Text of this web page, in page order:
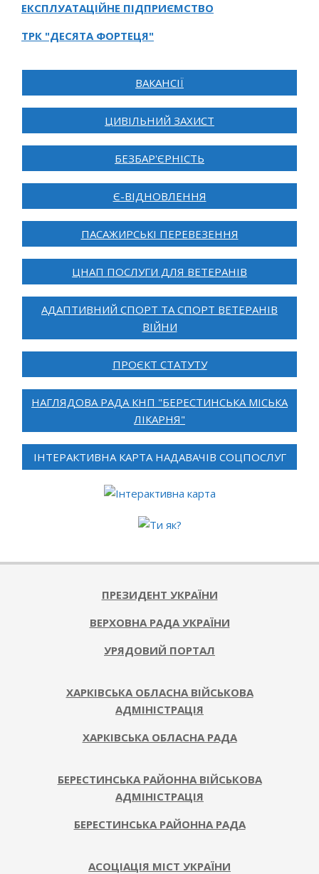
ЕКСПЛУАТАЦІЙНЕ ПІДПРИЄМСТВО
ТРК "ДЕСЯТА ФОРТЕЦЯ"
ВАКАНСІЇ
ЦИВІЛЬНИЙ ЗАХИСТ
БЕЗБАР'ЄРНІСТЬ
Є-ВІДНОВЛЕННЯ
ПАСАЖИРСЬКІ ПЕРЕВЕЗЕННЯ
ЦНАП ПОСЛУГИ ДЛЯ ВЕТЕРАНІВ
АДАПТИВНИЙ СПОРТ ТА СПОРТ ВЕТЕРАНІВ
ВІЙНИ
ПРОЄКТ СТАТУТУ
НАГЛЯДОВА РАДА КНП "БЕРЕСТИНСЬКА МІСЬКА
ЛІКАРНЯ"
ІНТЕРАКТИВНА КАРТА НАДАВАЧІВ СОЦПОСЛУГ
ПРЕЗИДЕНТ УКРАЇНИ
ВЕРХОВНА РАДА УКРАЇНИ
УРЯДОВИЙ ПОРТАЛ
ХАРКІВСЬКА ОБЛАСНА ВІЙСЬКОВА
АДМІНІСТРАЦІЯ
ХАРКІВСЬКА ОБЛАСНА РАДА
БЕРЕСТИНСЬКА РАЙОННА ВІЙСЬКОВА
АДМІНІСТРАЦІЯ
БЕРЕСТИНСЬКА РАЙОННА РАДА
АСОЦІАЦІЯ МІСТ УКРАЇНИ